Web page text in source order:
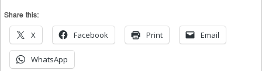
Share this:
X Facebook Print Email
WhatsApp